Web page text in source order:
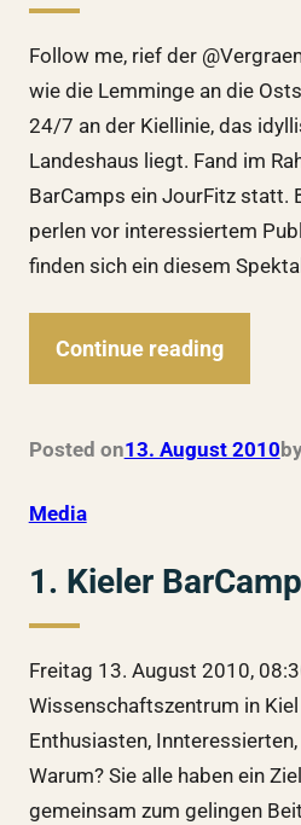
Follow me, rief der
wie die Lemminge an die
24/7 an der Kiellinie, das
Landeshaus liegt. Fand im
BarCamps ein JourFitz statt.
perlen vor interessiertem
finden sich ein diesem
Continue reading
Posted on13. August 2010
Media
1. Kieler BarCamp
Freitag 13. August 2010,
Wissenschaftszentrum in
Enthusiasten,
Warum? Sie alle haben ein
gemeinsam zum gelingen